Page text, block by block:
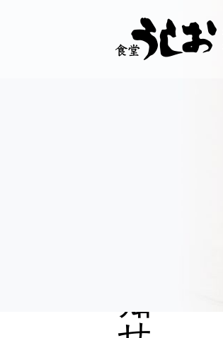
お知らせ